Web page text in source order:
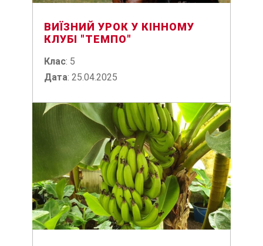
ВИЇЗНИЙ УРОК У КІННОМУ
КЛУБІ "ТЕМПО"
Клас: 5
Дата: 25.04.2025